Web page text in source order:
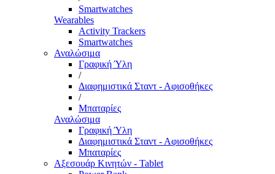
Smartwatches
Wearables
Activity Trackers
Smartwatches
Αναλώσιμα
Γραφική Ύλη
/
Διαφημιστικά Σταντ - Αφισοθήκες
/
Μπαταρίες
Αναλώσιμα
Γραφική Ύλη
Διαφημιστικά Σταντ - Αφισοθήκες
Μπαταρίες
Αξεσουάρ Κινητών - Tablet